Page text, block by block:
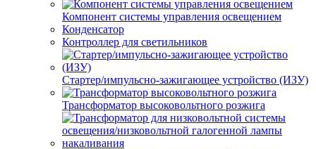
Компонент системы управления освещением
Конденсатор
Контроллер для светильников
Стартер/импульсно-зажигающее устройство (ИЗУ)
Трансформатор высоковольтного розжига